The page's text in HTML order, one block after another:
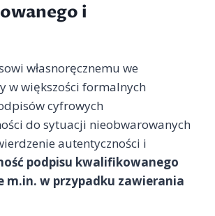
i
własnoręcznemu we
w większości formalnych
cyfrowych
do sytuacji nieobwarowanych
autentyczności i
podpisu kwalifikowanego
w przypadku zawierania